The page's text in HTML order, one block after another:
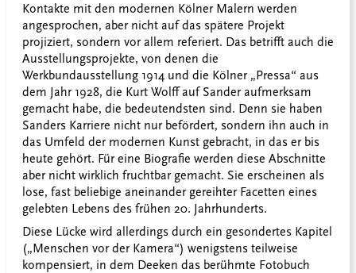
Kontakte mit den modernen Kölner Malern werden
angesprochen, aber nicht auf das spätere Projekt
projiziert, sondern vor allem referiert. Das betrifft auch die
Ausstellungsprojekte, von denen die
Werkbundausstellung 1914 und die Kölner „Pressa“ aus
dem Jahr 1928, die Kurt Wolff auf Sander aufmerksam
gemacht habe, die bedeutendsten sind. Denn sie haben
Sanders Karriere nicht nur befördert, sondern ihn auch in
das Umfeld der modernen Kunst gebracht, in das er bis
heute gehört. Für eine Biografie werden diese Abschnitte
aber nicht wirklich fruchtbar gemacht. Sie erscheinen als
lose, fast beliebige aneinander gereihter Facetten eines
gelebten Lebens des frühen 20. Jahrhunderts.
Diese Lücke wird allerdings durch ein gesondertes Kapitel
(„Menschen vor der Kamera“) wenigstens teilweise
kompensiert, in dem Deeken das berühmte Fotobuch